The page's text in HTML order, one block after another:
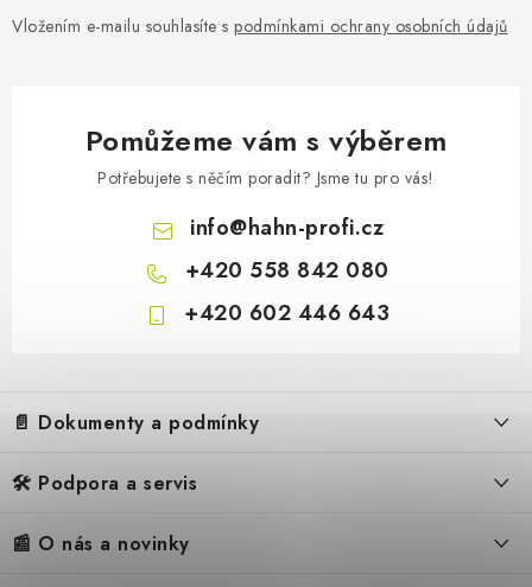
Vložením e-mailu souhlasíte s podmínkami ochrany osobních údajů
Pomůžeme vám s výběrem
Potřebujete s něčím poradit? Jsme tu pro vás!
info@hahn-profi.cz
+420 558 842 080
+420 602 446 643
a
t
📄 Dokumenty a podmínky
Obchodní podmínky
🛠️ Podpora a servis
FAQ – Často kladené otázky
📰 O nás a novinky